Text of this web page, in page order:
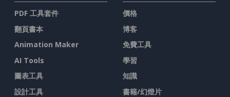
PDF 工具套件
翻頁書本
Animation Maker
AI Tools
圖表工具
設計工具
價格
博客
免費工具
學習
知識
書籍/幻燈片